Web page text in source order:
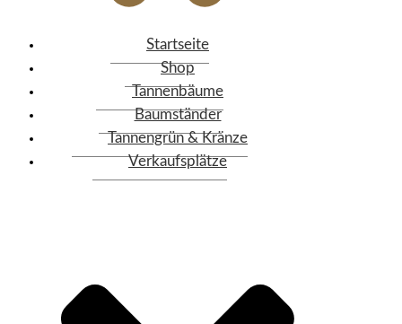
Startseite
Shop
Tannenbäume
Baumständer
Tannengrün & Kränze
Verkaufsplätze